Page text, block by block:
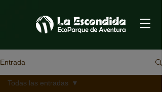
Entrada
Todas las entradas